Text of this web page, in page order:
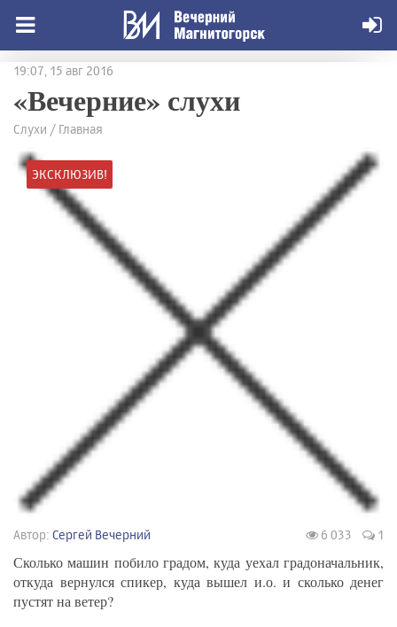
19:07, 15 авг 2016
«Вечерние» слухи
Слухи / Главная
ЭКСКЛЮЗИВ!
Автор: Сергей Вечерний 6 033 1
Сколько машин побило градом, куда уехал градоначальник,
откуда вернулся спикер, куда вышел и.о. и сколько денег
пустят на ветер?